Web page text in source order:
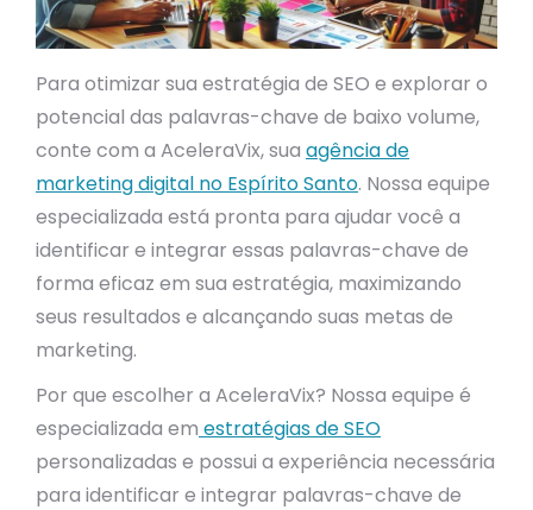
Para otimizar sua estratégia de SEO e explorar o
potencial das palavras-chave de baixo volume,
conte com a AceleraVix, sua agência de
marketing digital no Espírito Santo. Nossa equipe
especializada está pronta para ajudar você a
identificar e integrar essas palavras-chave de
forma eficaz em sua estratégia, maximizando
seus resultados e alcançando suas metas de
marketing.
Por que escolher a AceleraVix? Nossa equipe é
especializada em estratégias de SEO
personalizadas e possui a experiência necessária
para identificar e integrar palavras-chave de